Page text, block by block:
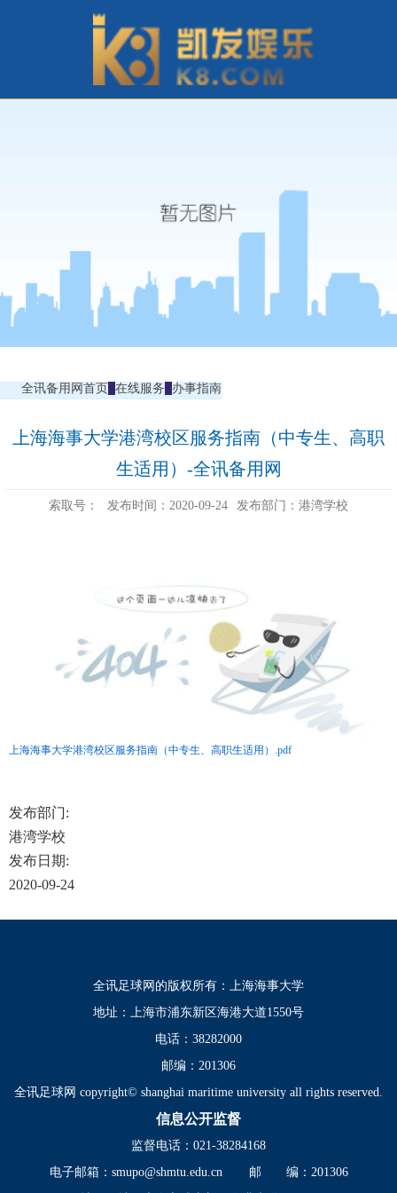
全讯备用网首页 在线服务 办事指南
上海海事大学港湾校区服务指南（中专生、高职
生适用）-全讯备用网
索取号： 发布时间：2020-09-24 发布部门：港湾学校
上海海事大学港湾校区服务指南（中专生、高职生适用）.pdf
发布部门:
港湾学校
发布日期:
2020-09-24
全讯足球网的版权所有：上海海事大学
地址：上海市浦东新区海港大道1550号
电话：38282000
邮编：201306
全讯足球网 copyright© shanghai maritime university all rights reserved.
信息公开监督
监督电话：021-38284168
电子邮箱： smupo@shmtu.edu.cn
邮 编：201306